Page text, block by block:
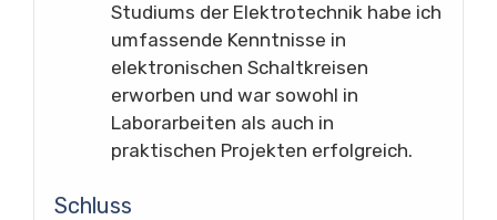
Studiums der Elektrotechnik habe ich
umfassende Kenntnisse in
elektronischen Schaltkreisen
erworben und war sowohl in
Laborarbeiten als auch in
praktischen Projekten erfolgreich.
Schluss